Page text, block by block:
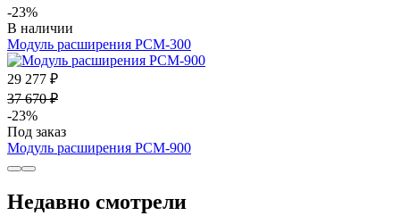
-23%
В наличии
Модуль расширения PCM-300
29 277 ₽
37 670 ₽
-23%
Под заказ
Модуль расширения PCM-900
Недавно смотрели